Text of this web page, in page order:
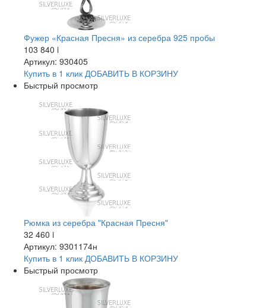
Фужер «Красная Пресня» из серебра 925 пробы
103 840 i
Артикул: 930405
Купить в 1 клик ДОБАВИТЬ В КОРЗИНУ
Быстрый просмотр
Рюмка из серебра "Красная Пресня"
32 460 i
Артикул: 9301174н
Купить в 1 клик ДОБАВИТЬ В КОРЗИНУ
Быстрый просмотр